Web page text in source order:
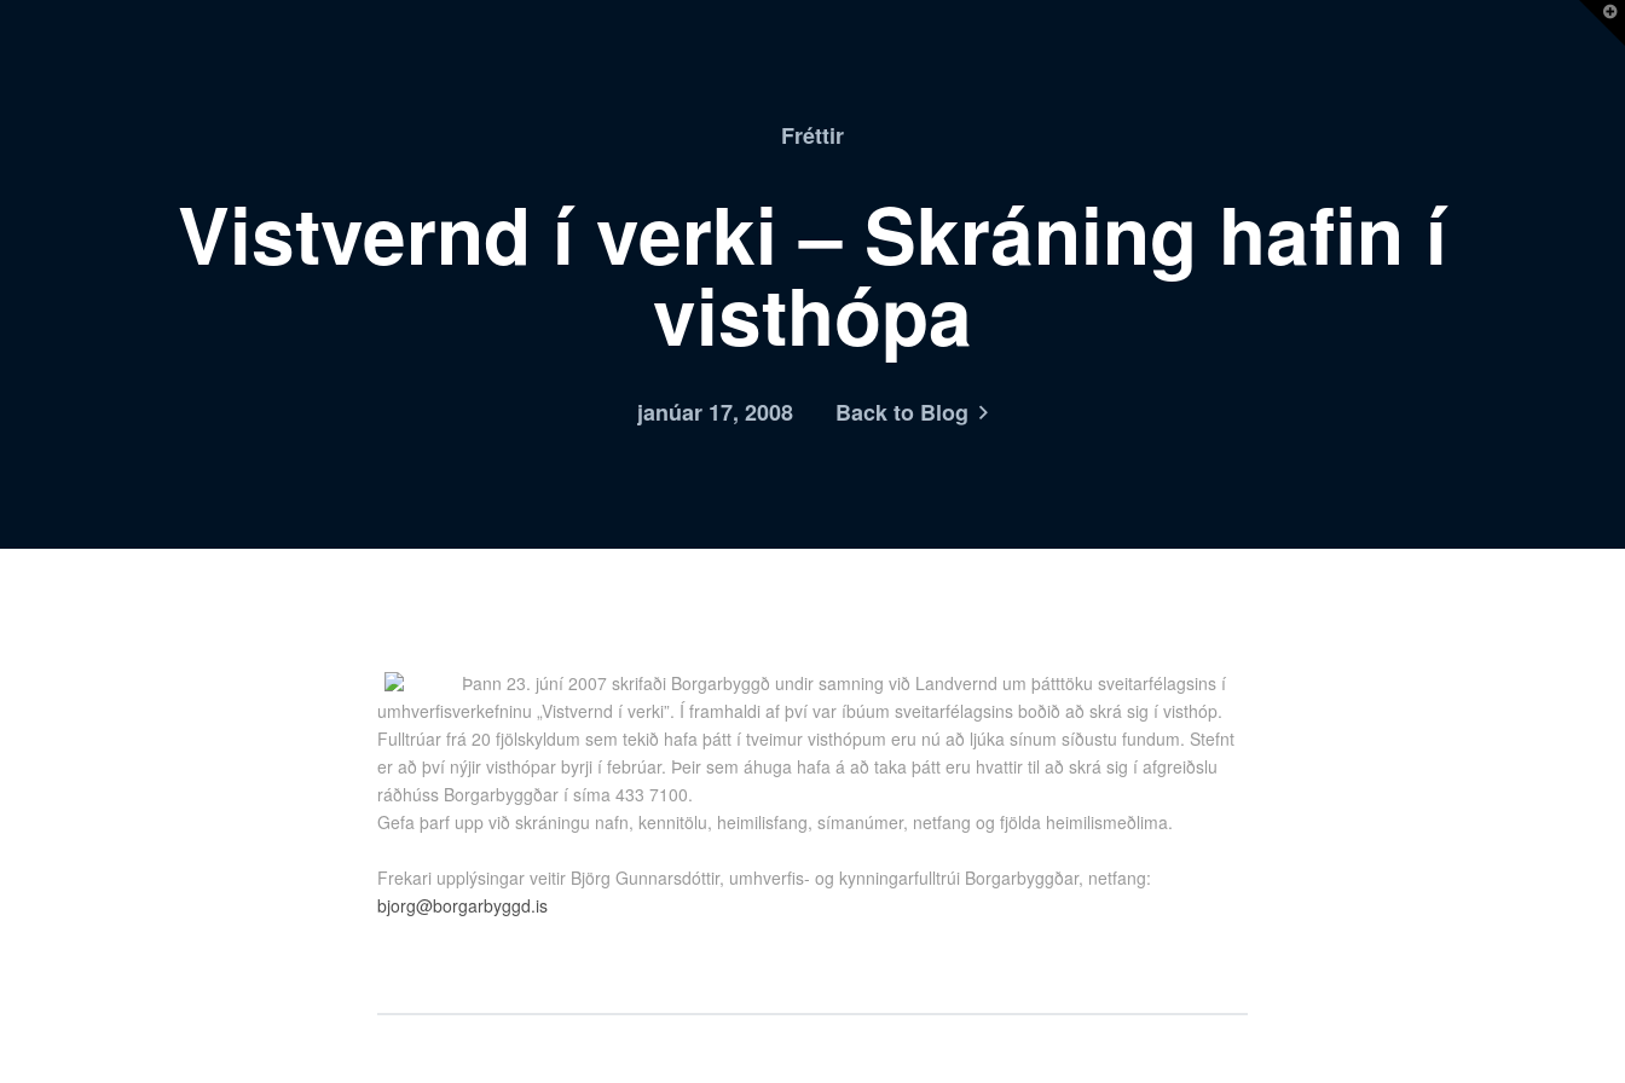
Fréttir
Vistvernd í verki – Skráning hafin í
visthópa
janúar 17, 2008 Back to Blog
Þann 23. júní 2007 skrifaði Borgarbyggð undir samning við Landvernd um þátttöku sveitarfélagsins í
umhverfisverkefninu „Vistvernd í verki”. Í framhaldi af því var íbúum sveitarfélagsins boðið að skrá sig í visthóp.
Fulltrúar frá 20 fjölskyldum sem tekið hafa þátt í tveimur visthópum eru nú að ljúka sínum síðustu fundum. Stefnt
er að því nýjir visthópar byrji í febrúar. Þeir sem áhuga hafa á að taka þátt eru hvattir til að skrá sig í afgreiðslu
ráðhúss Borgarbyggðar í síma 433 7100.
Gefa þarf upp við skráningu nafn, kennitölu, heimilisfang, símanúmer, netfang og fjölda heimilismeðlima.
Frekari upplýsingar veitir Björg Gunnarsdóttir, umhverfis- og kynningarfulltrúi Borgarbyggðar, netfang:
bjorg@borgarbyggd.is